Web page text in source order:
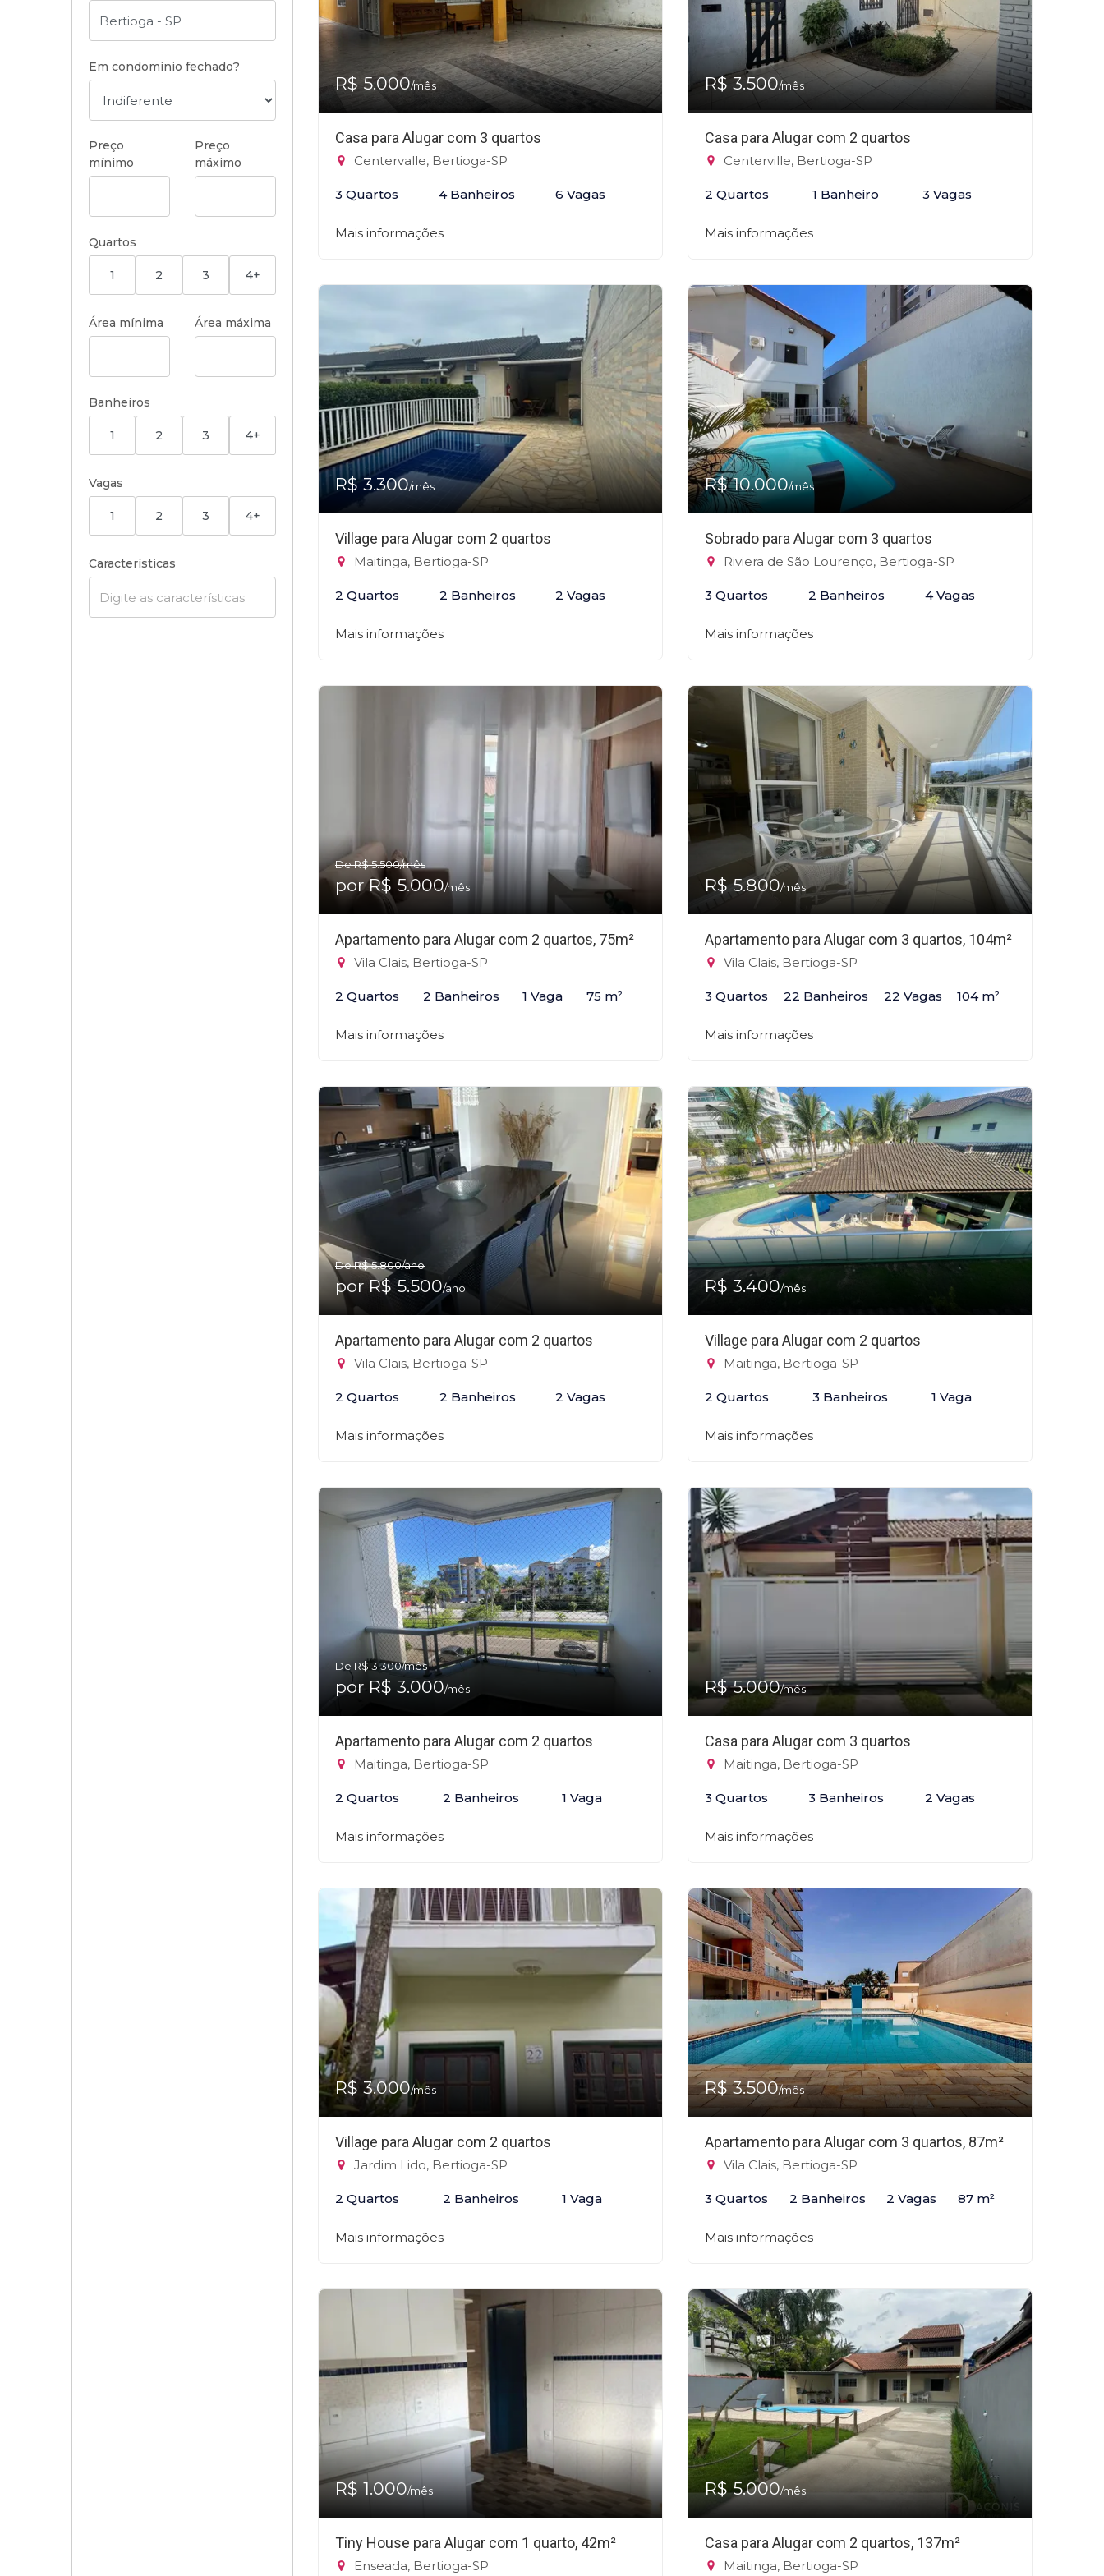
Em condomínio fechado?
Preço
mínimo
Preço
máximo
Quartos
1 2 3 4+
Área mínima Área máxima
Banheiros
1 2 3 4+
Vagas
1 2 3 4+
Características
R$ 5.000/mês
Casa para Alugar com 3 quartos
Centervalle, Bertioga-SP
3 Quartos 4 Banheiros 6 Vagas
Mais informações
R$ 3.500/mês
Casa para Alugar com 2 quartos
Centerville, Bertioga-SP
2 Quartos 1 Banheiro 3 Vagas
Mais informações
R$ 3.300/mês
Village para Alugar com 2 quartos
Maitinga, Bertioga-SP
2 Quartos 2 Banheiros 2 Vagas
Mais informações
R$ 10.000/mês
Sobrado para Alugar com 3 quartos
Riviera de São Lourenço, Bertioga-SP
3 Quartos 2 Banheiros 4 Vagas
Mais informações
De R$ 5.500/mês
por R$ 5.000/mês
Apartamento para Alugar com 2 quartos, 75m²
Vila Clais, Bertioga-SP
2 Quartos 2 Banheiros 1 Vaga 75 m²
Mais informações
R$ 5.800/mês
Apartamento para Alugar com 3 quartos, 104m²
Vila Clais, Bertioga-SP
3 Quartos 22 Banheiros 22 Vagas 104 m²
Mais informações
De R$ 5.800/ano
por R$ 5.500/ano
Apartamento para Alugar com 2 quartos
Vila Clais, Bertioga-SP
2 Quartos 2 Banheiros 2 Vagas
Mais informações
R$ 3.400/mês
Village para Alugar com 2 quartos
Maitinga, Bertioga-SP
2 Quartos 3 Banheiros 1 Vaga
Mais informações
De R$ 3.300/mês
por R$ 3.000/mês
Apartamento para Alugar com 2 quartos
Maitinga, Bertioga-SP
2 Quartos 2 Banheiros 1 Vaga
Mais informações
R$ 5.000/mês
Casa para Alugar com 3 quartos
Maitinga, Bertioga-SP
3 Quartos 3 Banheiros 2 Vagas
Mais informações
R$ 3.000/mês
Village para Alugar com 2 quartos
Jardim Lido, Bertioga-SP
2 Quartos 2 Banheiros 1 Vaga
Mais informações
R$ 3.500/mês
Apartamento para Alugar com 3 quartos, 87m²
Vila Clais, Bertioga-SP
3 Quartos 2 Banheiros 2 Vagas 87 m²
Mais informações
R$ 1.000/mês
Tiny House para Alugar com 1 quarto, 42m²
Enseada, Bertioga-SP
R$ 5.000/mês
Casa para Alugar com 2 quartos, 137m²
Maitinga, Bertioga-SP